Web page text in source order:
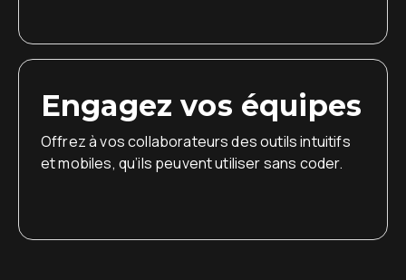
Engagez vos équipes
Offrez à vos collaborateurs des outils intuitifs
et mobiles, qu’ils peuvent utiliser sans coder.